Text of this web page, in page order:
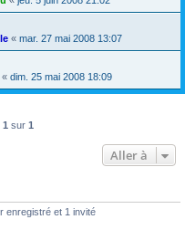
« mar. 27 mai 2008 13:07
« dim. 25 mai 2008 18:09
1 sur 1
Aller à
enregistré et 1 invité